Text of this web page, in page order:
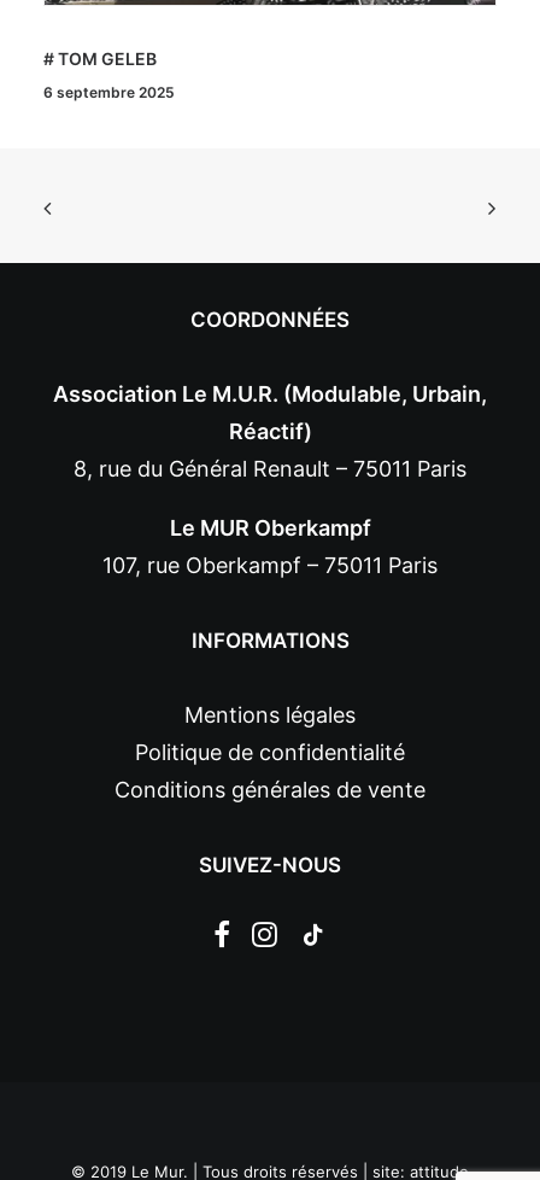
# TOM GELEB
6 septembre 2025
COORDONNÉES
Association Le M.U.R. (Modulable, Urbain,
Réactif)
8, rue du Général Renault – 75011 Paris
Le MUR Oberkampf
107, rue Oberkampf – 75011 Paris
INFORMATIONS
Mentions légales
Politique de confidentialité
Conditions générales de vente
SUIVEZ-NOUS
© 2019 Le Mur. | Tous droits réservés | site: attitude